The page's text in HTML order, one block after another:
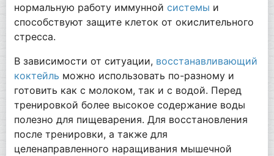
нормальную работу иммунной системы и
способствуют защите клеток от окислительного
стресса.
В зависимости от ситуации, восстанавливающий
коктейль можно использовать по-разному и
готовить как с молоком, так и с водой. Перед
тренировкой более высокое содержание воды
полезно для пищеварения. Для восстановления
после тренировки, а также для
целенаправленного наращивания мышечной